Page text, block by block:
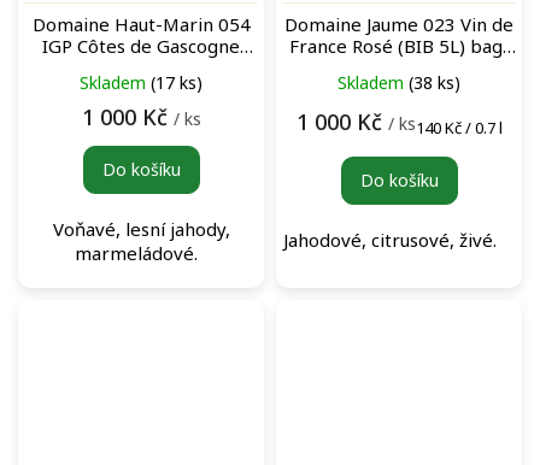
Domaine Haut-Marin 054
IGP Côtes de Gascogne
červené víno
Skladem (17 ks)
1 000 Kč / ks
Do košíku
Voňavé, lesní jahody,
marmeládové.
Domaine Jaume 023 Vin de
France Rosé (BIB 5L) bag-
Skladem (38 ks)
1 000 Kč / ksMěrná
140 Kč / 0.7 l
Do košíku
Jahodové, citrusové, živé.